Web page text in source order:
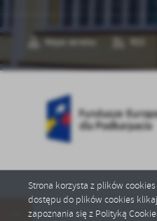
Strona korzysta z plików
dostępu do plików cookies
zapoznania się z Polityką
Mapa serwisu
Copyright by zst.strzyzowski.pl